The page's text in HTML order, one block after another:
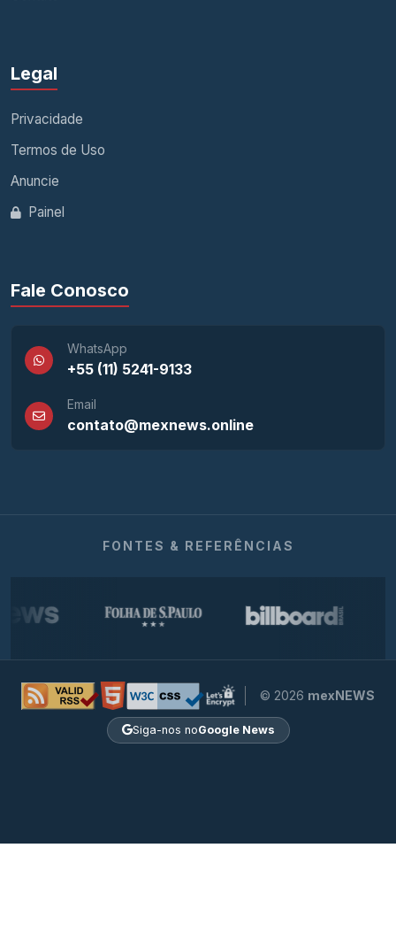
Legal
Privacidade
Termos de Uso
Anuncie
Painel
Fale Conosco
WhatsApp
+55 (11) 5241-9133
Email
contato@mexnews.online
FONTES & REFERÊNCIAS
© 2026 mexNEWS
Siga-nos noGoogle News